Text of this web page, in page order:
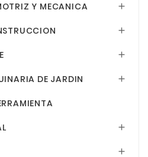
Y MECANICA 


DE JARDIN 

